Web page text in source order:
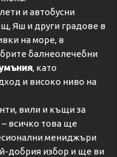
и автобусни
Яш и други градове в
на море, в
балнеолечебни
, като
и високо ниво на
вили и къщи за
всичко това ще
мениджъри
добрия избор и ще ви